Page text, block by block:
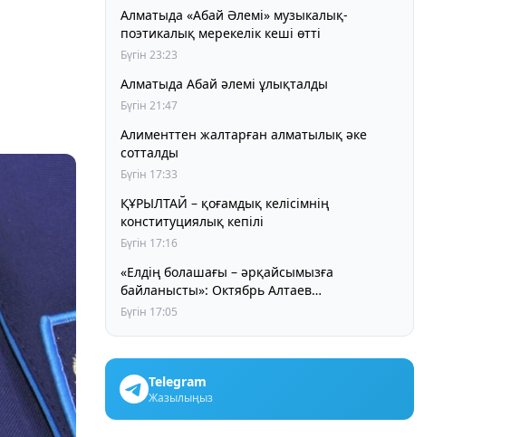
Алматыда «Абай Әлемі» музыкалық-
поэтикалық мерекелік кеші өтті
Бүгін 23:23
Алматыда Абай әлемі ұлықталды
Бүгін 21:47
Алименттен жалтарған алматылық әке
сотталды
Бүгін 17:33
ҚҰРЫЛТАЙ – қоғамдық келісімнің
конституциялық кепілі
Бүгін 17:16
«Елдің болашағы – әрқайсымызға
байланысты»: Октябрь Алтаев
қазақстандықтарға маңызды үндеу жасады
Бүгін 17:05
Telegram
Жазылыңыз